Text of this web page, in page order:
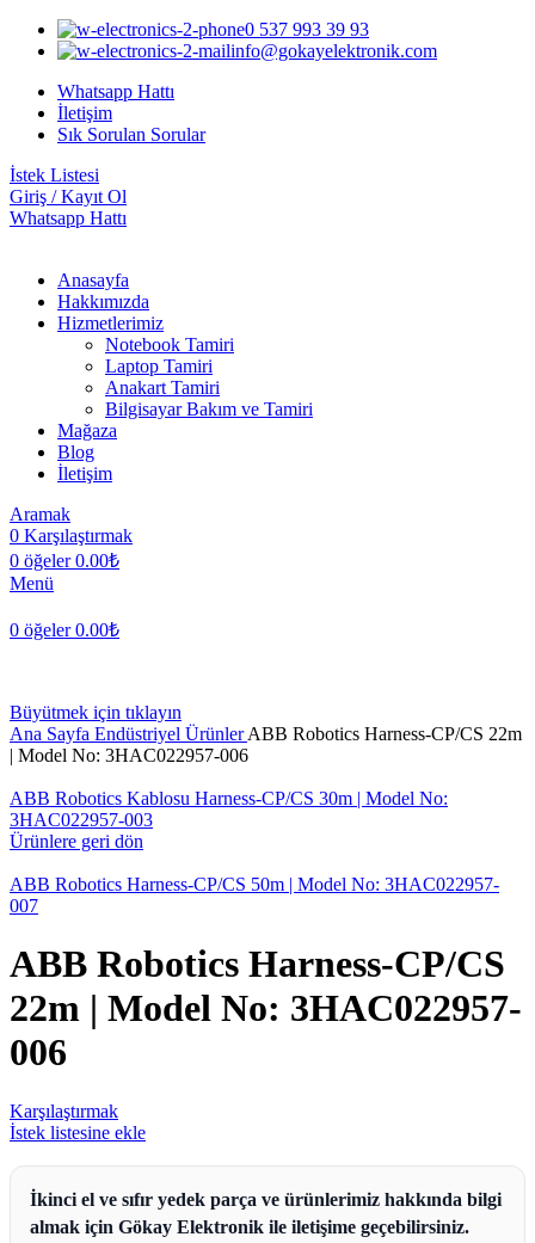
0 537 993 39 93
info@gokayelektronik.com
Whatsapp Hattı
İletişim
Sık Sorulan Sorular
İstek Listesi
Giriş / Kayıt Ol
Whatsapp Hattı
Anasayfa
Hakkımızda
Hizmetlerimiz
Notebook Tamiri
Laptop Tamiri
Anakart Tamiri
Bilgisayar Bakım ve Tamiri
Mağaza
Blog
İletişim
Aramak
0 Karşılaştırmak
0 öğeler 0.00₺
Menü
0 öğeler 0.00₺
Büyütmek için tıklayın
Ana Sayfa Endüstriyel ÜrünlerABB Robotics Harness-CP/CS 22m
| Model No: 3HAC022957-006
ABB Robotics Kablosu Harness-CP/CS 30m | Model No:
3HAC022957-003
Ürünlere geri dön
ABB Robotics Harness-CP/CS 50m | Model No: 3HAC022957-
007
ABB Robotics Harness-CP/CS
22m | Model No: 3HAC022957-
006
Karşılaştırmak
İstek listesine ekle
İkinci el ve sıfır yedek parça ve ürünlerimiz hakkında bilgi
almak için Gökay Elektronik ile iletişime geçebilirsiniz.